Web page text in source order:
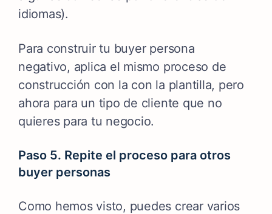
idiomas).
Para construir tu buyer persona
negativo, aplica el mismo proceso de
construcción con la con la plantilla, pero
ahora para un tipo de cliente que no
quieres para tu negocio.
Paso 5. Repite el proceso para otros
buyer personas
Como hemos visto, puedes crear varios